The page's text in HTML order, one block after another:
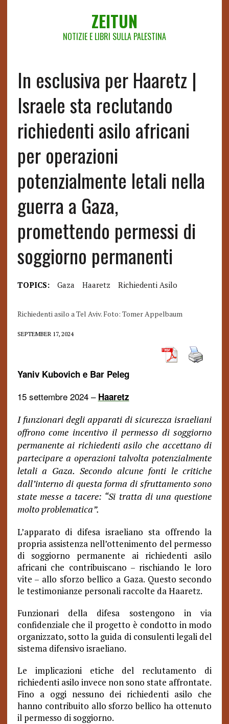
ZEITUN
NOTIZIE E LIBRI SULLA PALESTINA
In esclusiva per Haaretz |
Israele sta reclutando
richiedenti asilo africani
per operazioni
potenzialmente letali nella
guerra a Gaza,
promettendo permessi di
soggiorno permanenti
TOPICS: Gaza Haaretz Richiedenti Asilo
Richiedenti asilo a Tel Aviv. Foto: Tomer Appelbaum
SEPTEMBER 17, 2024
Yaniv Kubovich e Bar Peleg
15 settembre 2024 – Haaretz
I funzionari degli apparati di sicurezza israeliani
offrono come incentivo il permesso di soggiorno
permanente ai richiedenti asilo che accettano di
partecipare a operazioni talvolta potenzialmente
letali a Gaza. Secondo alcune fonti le critiche
dall’interno di questa forma di sfruttamento sono
state messe a tacere: “Si tratta di una questione
molto problematica”.
L’apparato di difesa israeliano sta offrendo la
propria assistenza nell’ottenimento del permesso
di soggiorno permanente ai richiedenti asilo
africani che contribuiscano – rischiando le loro
vite – allo sforzo bellico a Gaza. Questo secondo
le testimonianze personali raccolte da Haaretz.
Funzionari della difesa sostengono in via
confidenziale che il progetto è condotto in modo
organizzato, sotto la guida di consulenti legali del
sistema difensivo israeliano.
Le implicazioni etiche del reclutamento di
richiedenti asilo invece non sono state affrontate.
Fino a oggi nessuno dei richiedenti asilo che
hanno contribuito allo sforzo bellico ha ottenuto
il permesso di soggiorno.